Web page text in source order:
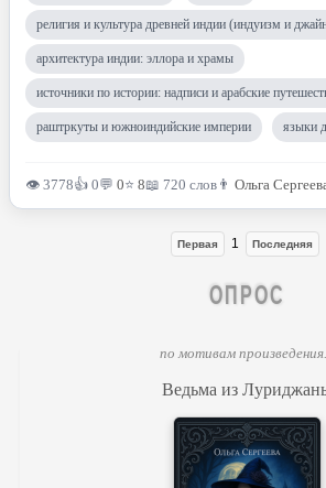
религия и культура древней индии (индуизм и
архитектура индии: эллора и храмы
источники по истории: надписи и арабские
раштркуты и южноиндийские империи языки
👁 3778👍 0💬 0⭐ 8📖 720 слов 👨 Ольга
Первая 1 Последняя
ОПРОС
по мотивам
Ведьма из